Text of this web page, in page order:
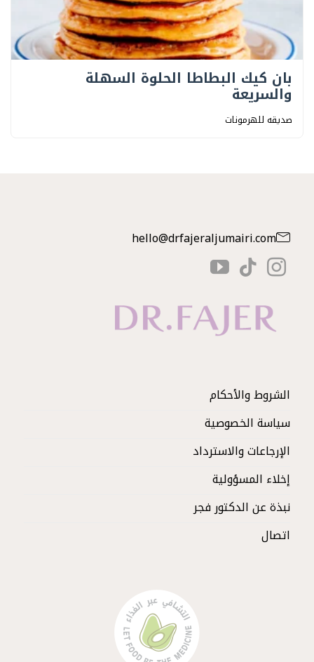
بان كيك البطاطا الحلوة السهلة
والسريعة
صديقه للهرمونات
الشروط والأحكام
سياسة الخصوصية
الإرجاعات والاسترداد
إخلاء المسؤولية
نبذة عن الدكتور فجر
اتصال
hello@drfajeraljumairi.com